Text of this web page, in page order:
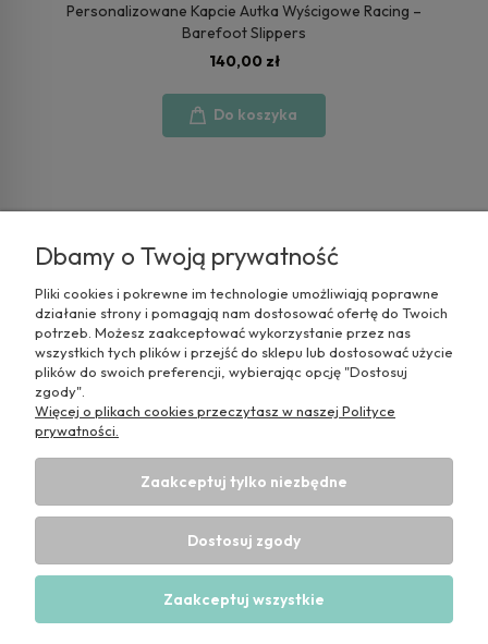
Personalizowane Kapcie Autka Wyścigowe Racing –
Barefoot Slippers
140,00 zł
Do koszyka
Informacje
Dbamy o Twoją prywatność
Pliki cookies i pokrewne im technologie umożliwiają poprawne
działanie strony i pomagają nam dostosować ofertę do Twoich
potrzeb. Możesz zaakceptować wykorzystanie przez nas
wszystkich tych plików i przejść do sklepu lub dostosować użycie
plików do swoich preferencji, wybierając opcję "Dostosuj
zgody".
Więcej o plikach cookies przeczytasz w naszej Polityce
prywatności.
Zaakceptuj tylko niezbędne
Dostosuj zgody
Zaakceptuj wszystkie